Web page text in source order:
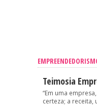
Teimosia
“Em uma
certeza; a receita,